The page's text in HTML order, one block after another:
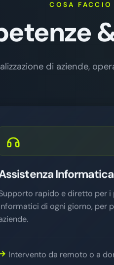
COSA FACCIO
di aziende,
Informatica
rapido e diretto per i
di ogni giorno, per
Intervento da remoto o a